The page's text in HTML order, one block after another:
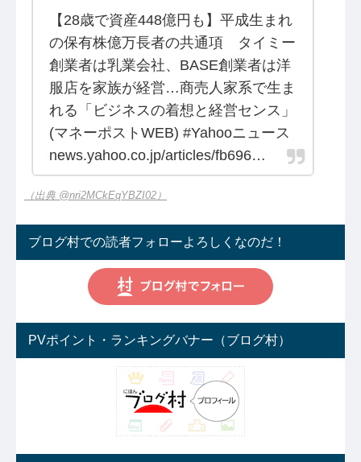
【28歳で資産448億円も】平成生まれ
の保有株億万長者の共通項 タイミー
創業者は乳業会社、BASE創業者は洋
服店を家族が経営…商売人家系で生ま
れる「ビジネスの着想と経営センス」
(マネーポストWEB) #Yahooニュース
news.yahoo.co.jp/articles/fb696…
（出典 @nri2MCkEqYBZI02）
ブログ村での読者フォローよろしくなのだ！
PVポイント・ランキングバナー（ブログ村）